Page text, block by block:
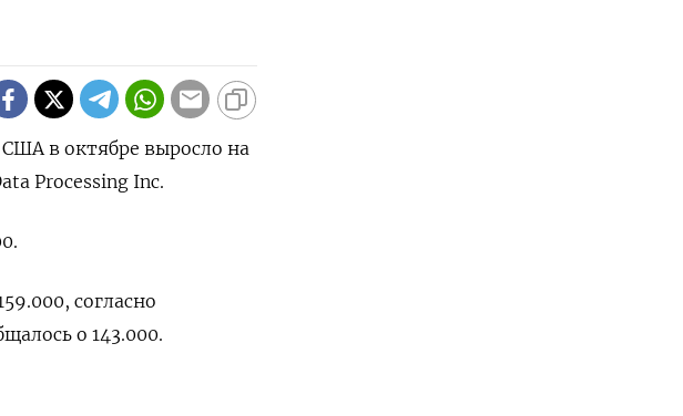
в октябре выросло на
Processing Inc.
согласно
о 143.000.